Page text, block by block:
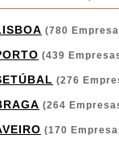
(780
(439
(276
(264
(170